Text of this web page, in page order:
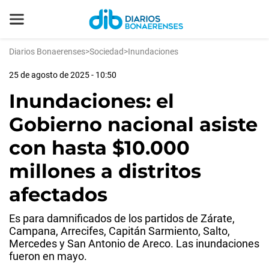
Diarios Bonaerenses>Sociedad>Inundaciones
25 de agosto de 2025 - 10:50
Inundaciones: el
Gobierno nacional asiste
con hasta $10.000
millones a distritos
afectados
Es para damnificados de los partidos de Zárate,
Campana, Arrecifes, Capitán Sarmiento, Salto,
Mercedes y San Antonio de Areco. Las inundaciones
fueron en mayo.